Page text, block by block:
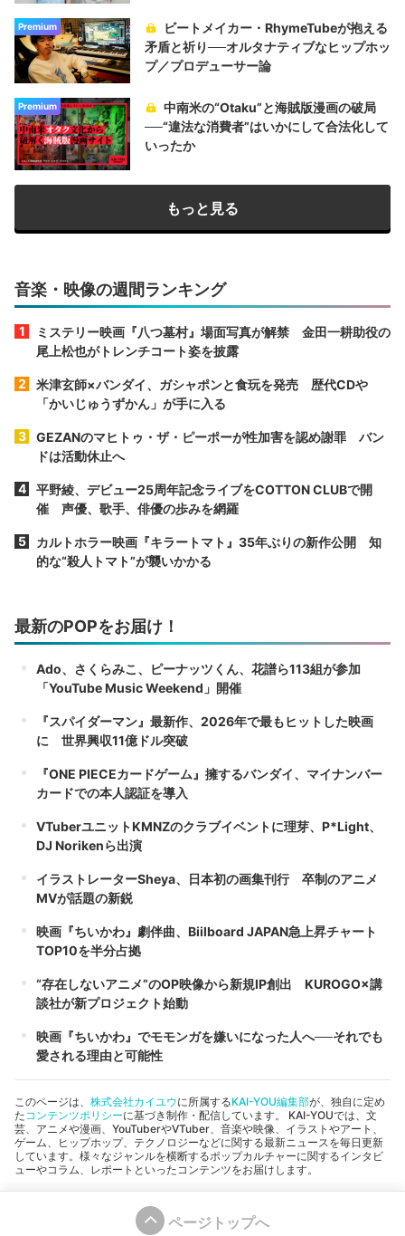
Premium
ビートメイカー・RhymeTubeが抱える
矛盾と祈り──オルタナティブなヒップホッ
プ／プロデューサー論
Premium
中南米の“Otaku”と海賊版漫画の破局
──“違法な消費者”はいかにして合法化して
いったか
もっと見る
音楽・映像の週間ランキング
ミステリー映画『八つ墓村』場面写真が解禁 金田一耕助役の
尾上松也がトレンチコート姿を披露
米津玄師×バンダイ、ガシャポンと食玩を発売 歴代CDや
「かいじゅうずかん」が手に入る
GEZANのマヒトゥ・ザ・ピーポーが性加害を認め謝罪 バン
ドは活動休止へ
平野綾、デビュー25周年記念ライブをCOTTON CLUBで開
催 声優、歌手、俳優の歩みを網羅
カルトホラー映画『キラートマト』35年ぶりの新作公開 知
的な“殺人トマト”が襲いかかる
最新のPOPをお届け！
Ado、さくらみこ、ピーナッツくん、花譜ら113組が参加
「YouTube Music Weekend」開催
『スパイダーマン』最新作、2026年で最もヒットした映画
に 世界興収11億ドル突破
『ONE PIECEカードゲーム』擁するバンダイ、マイナンバー
カードでの本人認証を導入
VTuberユニットKMNZのクラブイベントに理芽、P*Light、
DJ Norikenら出演
イラストレーターSheya、日本初の画集刊行 卒制のアニメ
MVが話題の新鋭
映画『ちいかわ』劇伴曲、Biilboard JAPAN急上昇チャート
TOP10を半分占拠
“存在しないアニメ”のOP映像から新規IP創出 KUROGO×講
談社が新プロジェクト始動
映画『ちいかわ』でモモンガを嫌いになった人へ──それでも
愛される理由と可能性
このページは、 株式会社カイユウに所属するKAI-YOU編集部が、独自に定め
たコンテンツポリシーに基づき制作・配信しています。 KAI-YOUでは、文
芸、アニメや漫画、YouTuberやVTuber、音楽や映像、イラストやアート、
ゲーム、ヒップホップ、テクノロジーなどに関する最新ニュースを毎日更新
しています。様々なジャンルを横断するポップカルチャーに関するインタビ
ューやコラム、レポートといったコンテンツをお届けします。
ページトップへ